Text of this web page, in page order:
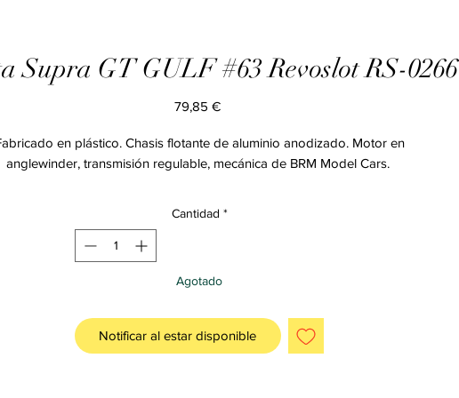
Supra GT GULF #63 Revoslot RS-0266
79,85 €Precio
en plástico. Chasis flotante de aluminio anodizado. Motor en
anglewinder, transmisión regulable, mecánica de BRM Model Cars.
Cantidad *
Agotado
Notificar al estar disponible